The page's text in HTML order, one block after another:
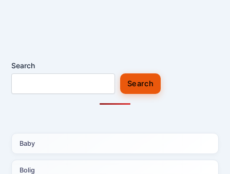
Search
Search
Baby
Bolig